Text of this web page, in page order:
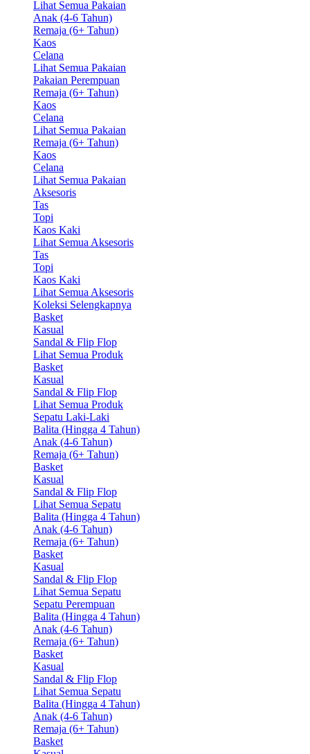
Lihat Semua Pakaian
Anak (4-6 Tahun)
Remaja (6+ Tahun)
Kaos
Celana
Lihat Semua Pakaian
Pakaian Perempuan
Remaja (6+ Tahun)
Kaos
Celana
Lihat Semua Pakaian
Remaja (6+ Tahun)
Kaos
Celana
Lihat Semua Pakaian
Aksesoris
Tas
Topi
Kaos Kaki
Lihat Semua Aksesoris
Tas
Topi
Kaos Kaki
Lihat Semua Aksesoris
Koleksi Selengkapnya
Basket
Kasual
Sandal & Flip Flop
Lihat Semua Produk
Basket
Kasual
Sandal & Flip Flop
Lihat Semua Produk
Sepatu Laki-Laki
Balita (Hingga 4 Tahun)
Anak (4-6 Tahun)
Remaja (6+ Tahun)
Basket
Kasual
Sandal & Flip Flop
Lihat Semua Sepatu
Balita (Hingga 4 Tahun)
Anak (4-6 Tahun)
Remaja (6+ Tahun)
Basket
Kasual
Sandal & Flip Flop
Lihat Semua Sepatu
Sepatu Perempuan
Balita (Hingga 4 Tahun)
Anak (4-6 Tahun)
Remaja (6+ Tahun)
Basket
Kasual
Sandal & Flip Flop
Lihat Semua Sepatu
Balita (Hingga 4 Tahun)
Anak (4-6 Tahun)
Remaja (6+ Tahun)
Basket